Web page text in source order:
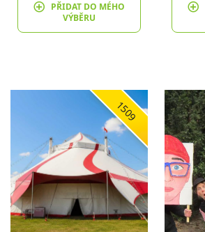
PŘIDAT DO MÉHO
VÝBĚRU
1509